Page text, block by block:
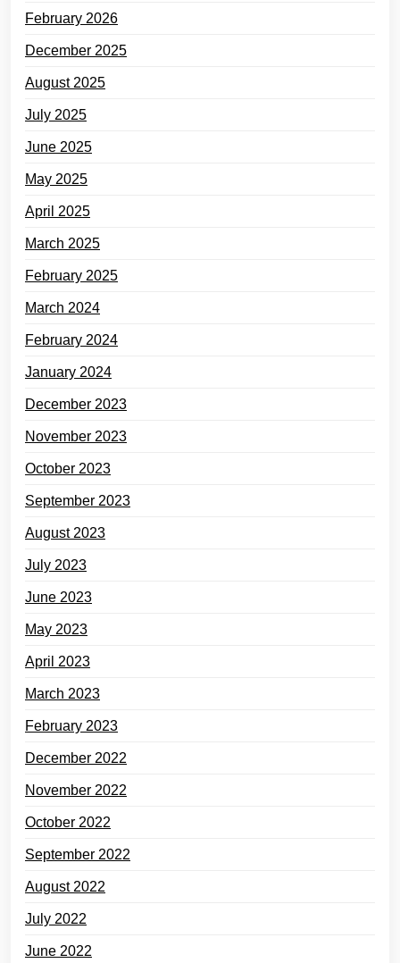
February 2026
December 2025
August 2025
July 2025
June 2025
May 2025
April 2025
March 2025
February 2025
March 2024
February 2024
January 2024
December 2023
November 2023
October 2023
September 2023
August 2023
July 2023
June 2023
May 2023
April 2023
March 2023
February 2023
December 2022
November 2022
October 2022
September 2022
August 2022
July 2022
June 2022